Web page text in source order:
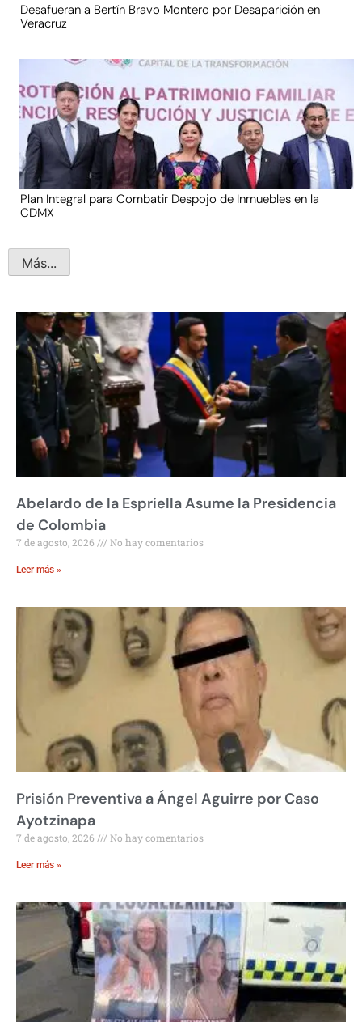
Desafueran a Bertín Bravo Montero por Desaparición en
Veracruz
Plan Integral para Combatir Despojo de Inmuebles en la
CDMX
Más...
Abelardo de la Espriella Asume la Presidencia
de Colombia
7 de agosto, 2026 No hay comentarios
Leer más »
Prisión Preventiva a Ángel Aguirre por Caso
Ayotzinapa
7 de agosto, 2026 No hay comentarios
Leer más »